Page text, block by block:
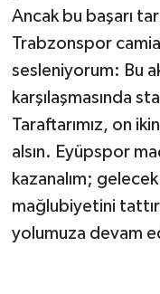
Ancak bu başarı
Trabzonspor
sesleniyorum: Bu
karşılaşmasında
Taraftarımız, on
alsın. Eyüpspor
kazanalım;
mağlubiyetini
yolumuza devam